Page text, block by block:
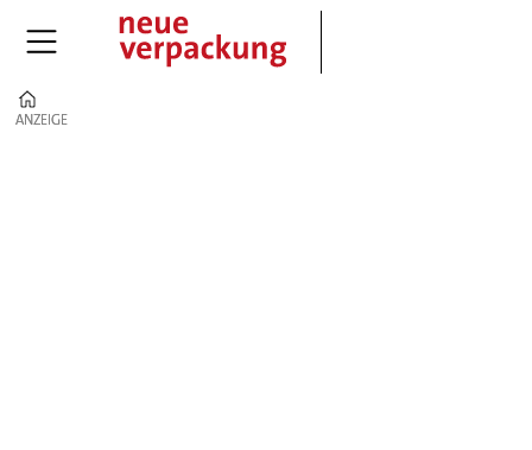
ANZEIGE
ANZEIGE